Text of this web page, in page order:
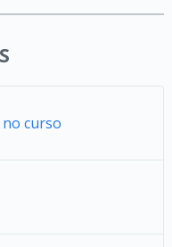
curso